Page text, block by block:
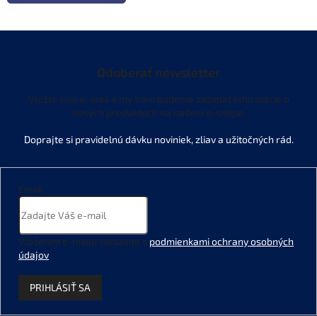
Odoberať newsletter
Vložte svoj e-mail a my Vám budeme zasielať informácie o
nových produktoch na našom e-shope.
Email
Vložením e-mailu súhlasíte s podmienkami ochrany osobných
údajov.
PRIHLÁSIŤ SA